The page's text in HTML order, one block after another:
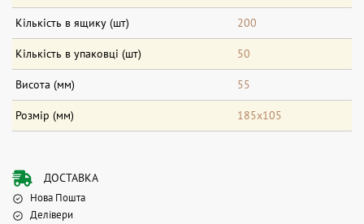
Кількість в ящику (шт) 200
Кількість в упаковці (шт) 50
Висота (мм) 55
Розмір (мм) 185х105
ДОСТАВКА
Нова Пошта
Делівери